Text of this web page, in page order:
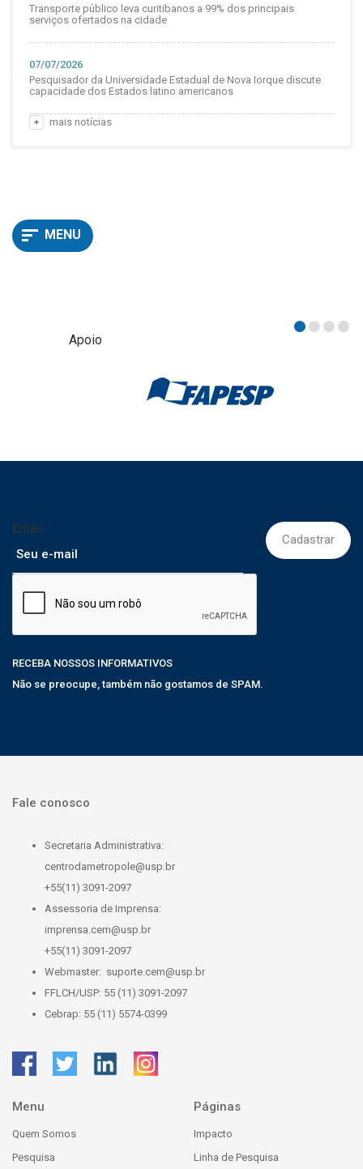
Transporte público leva curitibanos a 99% dos principais
serviços ofertados na cidade
07/07/2026
Pesquisador da Universidade Estadual de Nova Iorque discute
capacidade dos Estados latino americanos
mais notícias
MENU
Apoio
Email
RECEBA NOSSOS INFORMATIVOS
Não se preocupe, também não gostamos de SPAM.
Fale conosco
Secretaria Administrativa:
centrodametropole@usp.br
+55(11) 3091-2097
Assessoria de Imprensa:
imprensa.cem@usp.br
+55(11) 3091-2097
Webmaster: suporte.cem@usp.br
FFLCH/USP: 55 (11) 3091-2097
Cebrap: 55 (11) 5574-0399
Menu
Quem Somos
Pesquisa
Páginas
Impacto
Linha de Pesquisa